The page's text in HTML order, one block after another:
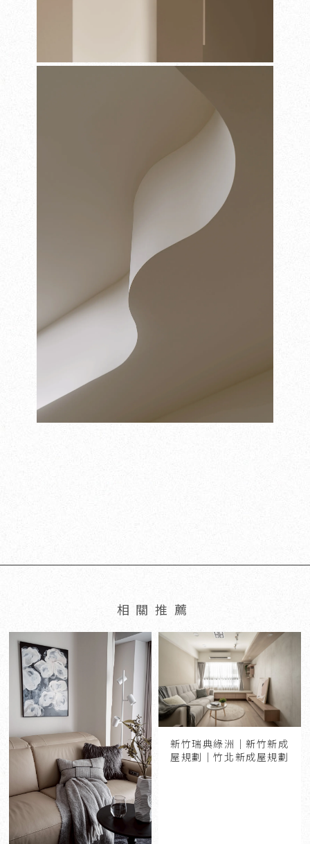
新竹瑞典綠洲｜新竹新成
屋規劃｜竹北新成屋規劃